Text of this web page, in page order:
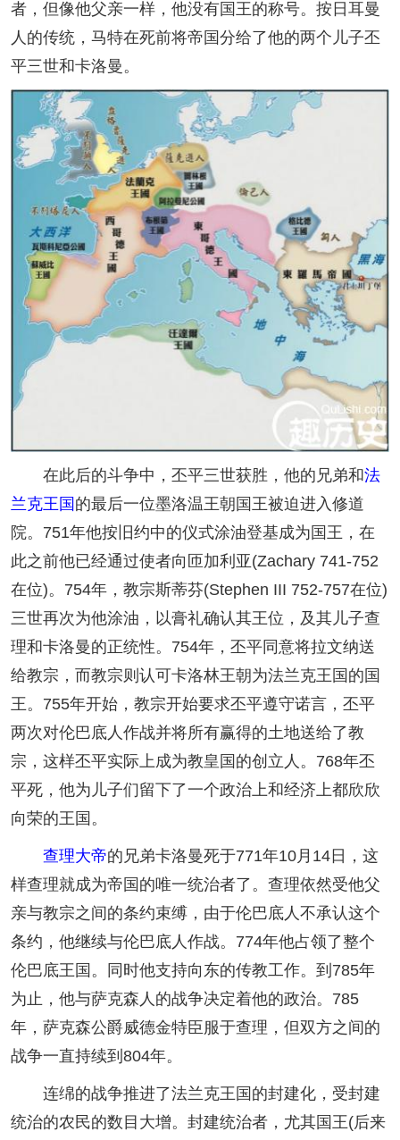
者，但像他父亲一样，他没有国王的称号。按日耳曼
人的传统，马特在死前将帝国分给了他的两个儿子丕
平三世和卡洛曼。
在此后的斗争中，丕平三世获胜，他的兄弟和法
兰克王国 的最后一位墨洛温王朝国王被迫进入修道
院。751年他按旧约中的仪式涂油登基成为国王，在
此之前他已经通过使者向匝加利亚(Zachary 741-752
在位)。754年，教宗斯蒂芬(Stephen III 752-757在位)
三世再次为他涂油，以膏礼确认其王位，及其儿子查
理和卡洛曼的正统性。754年，丕平同意将拉文纳送
给教宗，而教宗则认可卡洛林王朝为法兰克王国的国
王。755年开始，教宗开始要求丕平遵守诺言，丕平
两次对伦巴底人作战并将所有赢得的土地送给了教
宗，这样丕平实际上成为教皇国的创立人。768年丕
平死，他为儿子们留下了一个政治上和经济上都欣欣
向荣的王国。
查理大帝的兄弟卡洛曼死于771年10月14日，这
样查理就成为帝国的唯一统治者了。查理依然受他父
亲与教宗之间的条约束缚，由于伦巴底人不承认这个
条约，他继续与伦巴底人作战。774年他占领了整个
伦巴底王国。同时他支持向东的传教工作。到785年
为止，他与萨克森人的战争决定着他的政治。785
年，萨克森公爵威德金特臣服于查理，但双方之间的
战争一直持续到804年。
连绵的战争推进了法兰克王国的封建化，受封建
统治的农民的数目大增。封建统治者，尤其国王(后来